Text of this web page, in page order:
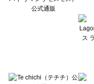
Wpc.（ワールドパーティー）のス